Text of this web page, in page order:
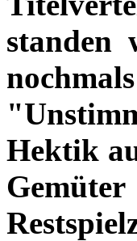
standen
Hektik